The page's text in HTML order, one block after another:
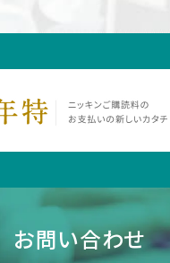
お問い合わせ